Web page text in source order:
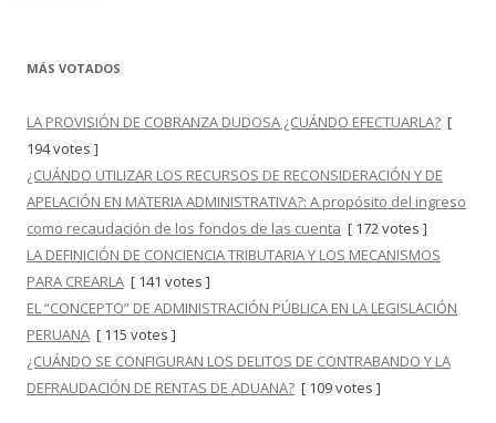
MÁS VOTADOS
LA PROVISIÓN DE COBRANZA DUDOSA ¿CUÁNDO EFECTUARLA? [
194 votes ]
¿CUÁNDO UTILIZAR LOS RECURSOS DE RECONSIDERACIÓN Y DE
APELACIÓN EN MATERIA ADMINISTRATIVA?: A propósito del ingreso
como recaudación de los fondos de las cuenta [ 172 votes ]
LA DEFINICIÓN DE CONCIENCIA TRIBUTARIA Y LOS MECANISMOS
PARA CREARLA [ 141 votes ]
EL “CONCEPTO” DE ADMINISTRACIÓN PÚBLICA EN LA LEGISLACIÓN
PERUANA [ 115 votes ]
¿CUÁNDO SE CONFIGURAN LOS DELITOS DE CONTRABANDO Y LA
DEFRAUDACIÓN DE RENTAS DE ADUANA? [ 109 votes ]